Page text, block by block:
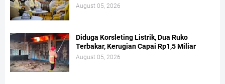
August 05, 2026
Diduga Korsleting Listrik, Dua Ruko
Terbakar, Kerugian Capai Rp1,5 Miliar
August 05, 2026